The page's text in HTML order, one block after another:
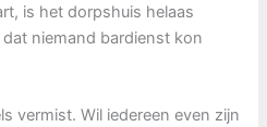
is het dorpshuis helaas
niemand bardienst kon
vermist. Wil iedereen even zijn